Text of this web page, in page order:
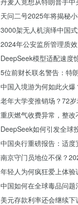
天问二号2025年将揭秘
3000架无人机演绎中国
2024年公安监所管理质
DeepSeek模型适配速度
5位前财长联名警告：特
中国入境游为何如此火爆
老年大学变推销场？72
重庆燃气收费异常，整改
DeepSeek如何引发全球
中国央行重磅报告：适度
南京守门员地位不保？
年轻人为何疯狂爱上体验
中国如何在全球毒品问
美元存款利率还会继续下